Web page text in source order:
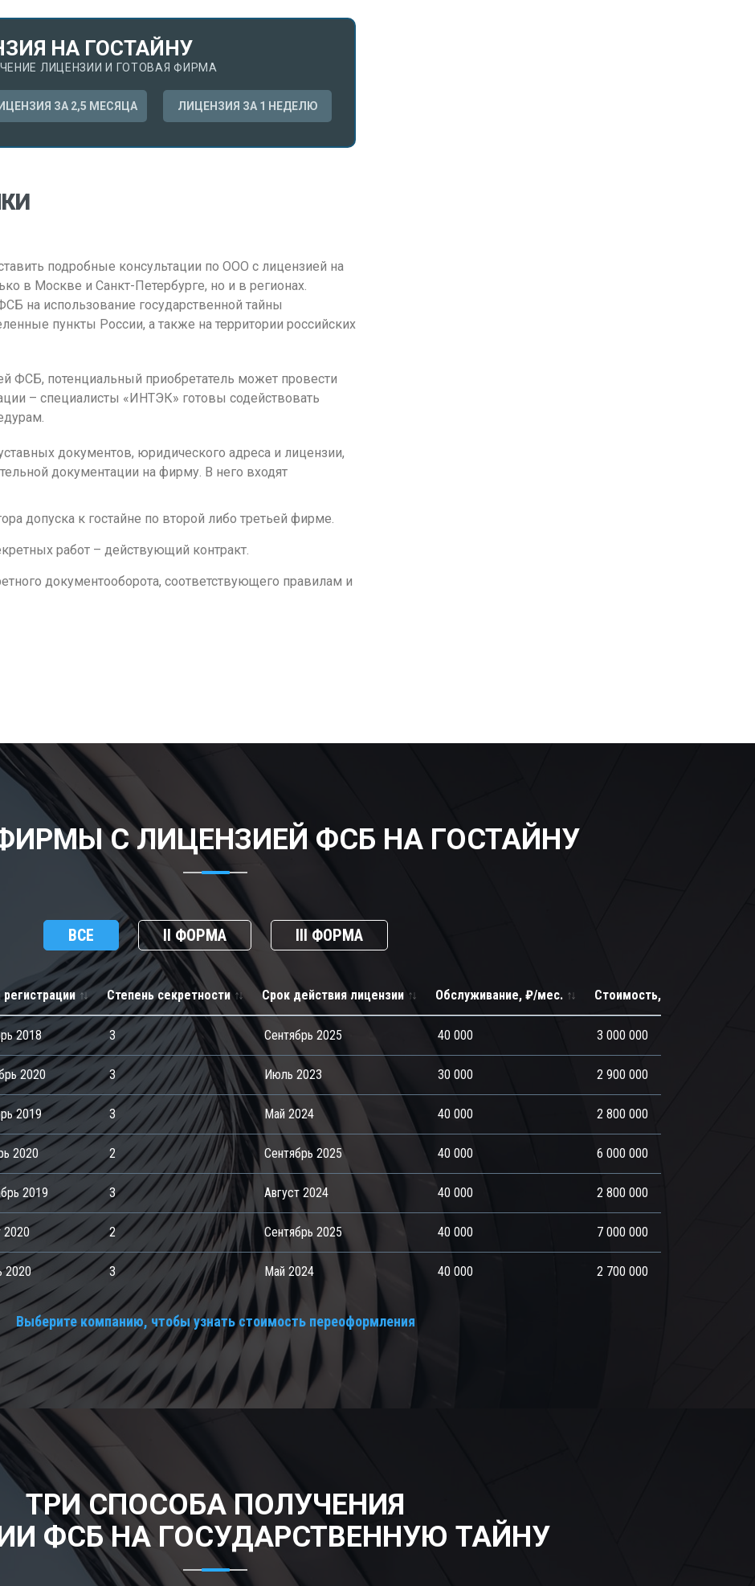
НА ГОСТАЙНУ
ЛИЦЕНЗИИ И ГОТОВАЯ ФИРМА
ЗА 2,5 МЕСЯЦА ЛИЦЕНЗИЯ ЗА 1 НЕДЕЛЮ
подробные консультации по ООО с лицензией на
в Москве и Санкт-Петербурге, но и в регионах.
на использование государственной тайны
пункты России, а также на территории российских
ФСБ, потенциальный приобретатель может провести
– специалисты «ИНТЭК» готовы содействовать
документов, юридического адреса и лицензии,
документации на фирму. В него входят
допуска к гостайне по второй либо третьей фирме.
работ – действующий контракт.
документооборота, соответствующего правилам и
С ЛИЦЕНЗИЕЙ ФСБ НА ГОСТАЙНУ
ВСЕ II ФОРМА III ФОРМА
Степень секретности Срок действия лицензии Обслуживание, ₽/мес. Стоимость, ₽
2018 3 Сентябрь 2025 40 000 3 000 000
2020 3 Июль 2023 30 000 2 900 000
2019 3 Май 2024 40 000 2 800 000
2020 2 Сентябрь 2025 40 000 6 000 000
2019 3 Август 2024 40 000 2 800 000
2020 2 Сентябрь 2025 40 000 7 000 000
2020 3 Май 2024 40 000 2 700 000
Выберите компанию, чтобы узнать стоимость переоформления
ТРИ СПОСОБА ПОЛУЧЕНИЯ
ФСБ НА ГОСУДАРСТВЕННУЮ ТАЙНУ